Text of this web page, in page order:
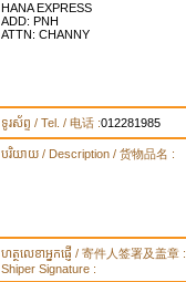
HANA EXPRESS
ADD: PNH
ATTN: CHANNY
ទូរស័ព្ទ / Tel. / 电话 :012281985
បរិយាយ / Description / 货物品名 :
ហត្ថលេខាអ្នកផ្ញើ / 寄件人签署及盖章 :
Shiper Signature :